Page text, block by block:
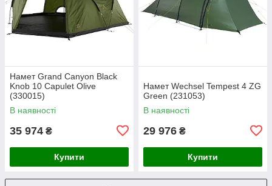
Намет Grand Canyon Black
Knob 10 Capulet Olive
(330015)
В наявності
35 974 ₴
Купити
Намет Wechsel Tempest 4 ZG
Green (231053)
В наявності
29 976 ₴
Купити